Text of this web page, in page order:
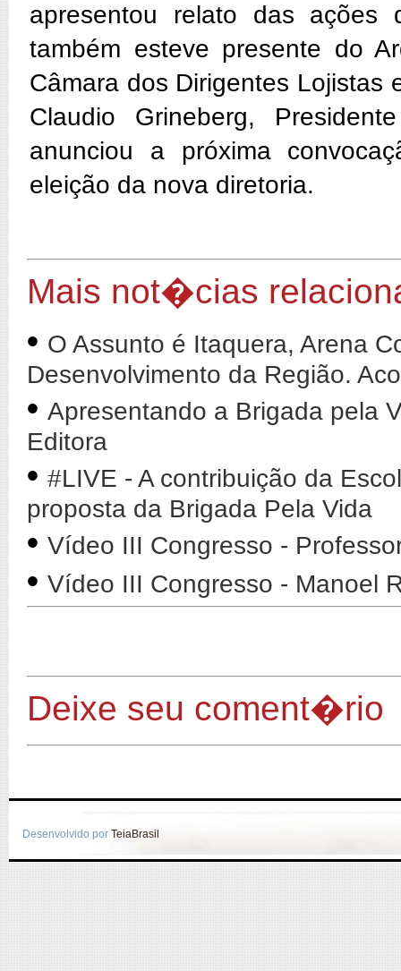
apresentou relato das ações
também esteve presente do
Câmara dos Dirigentes Lojistas
Claudio Grineberg,
anunciou a próxima
eleição da nova diretoria.
Mais not�cias
• O Assunto é Itaquera, Arena
Desenvolvimento da Região.
• Apresentando a Brigada pela
Editora
• #LIVE - A contribuição da
proposta da Brigada Pela Vida
• Vídeo III Congresso -
• Vídeo III Congresso - Manoel
Deixe seu coment�rio
Desenvolvido por TeiaBrasil